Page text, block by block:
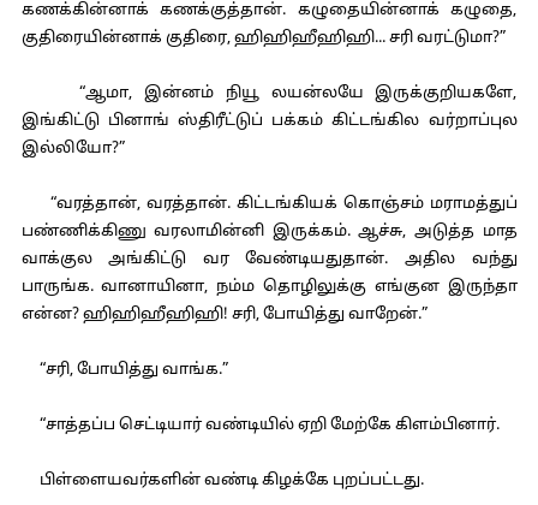
கணக்கின்னாக் கணக்குத்தான். கழுதையின்னாக் கழுதை,
குதிரையின்னாக் குதிரை, ஹிஹிஹீஹிஹி... சரி வரட்டுமா?”
“ஆமா, இன்னம் நியூ லயன்லயே இருக்குறியகளே,
இங்கிட்டு பினாங் ஸ்திரீட்டுப் பக்கம் கிட்டங்கில வர்றாப்புல
இல்லியோ?”
“வரத்தான், வரத்தான். கிட்டங்கியக் கொஞ்சம் மராமத்துப்
பண்ணிக்கிணு வரலாமின்னி இருக்கம். ஆச்சு, அடுத்த மாத
வாக்குல அங்கிட்டு வர வேண்டியதுதான். அதில வந்து
பாருங்க. வானாயினா, நம்ம தொழிலுக்கு எங்குன இருந்தா
என்ன? ஹிஹிஹீஹிஹி! சரி, போயித்து வாறேன்.”
“சரி, போயித்து வாங்க.”
“சாத்தப்ப செட்டியார் வண்டியில் ஏறி மேற்கே கிளம்பினார்.
பிள்ளையவர்களின் வண்டி கிழக்கே புறப்பட்டது.